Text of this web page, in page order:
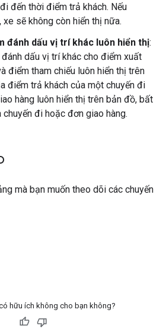
đến thời điểm trả khách. Nếu
xe sẽ không còn hiển thị nữa.
đánh dấu vị trí khác luôn hiển thị:
dấu vị trí khác cho điểm xuất
điểm tham chiếu luôn hiển thị trên
điểm trả khách của một chuyến đi
hàng luôn hiển thị trên bản đồ, bất
đi hoặc đơn giao hàng.
mà bạn muốn theo dõi các chuyến
hữu ích không cho bạn không?